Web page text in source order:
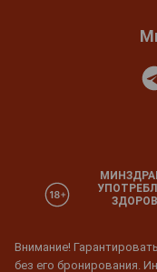
Внимание!
без его бронирования.